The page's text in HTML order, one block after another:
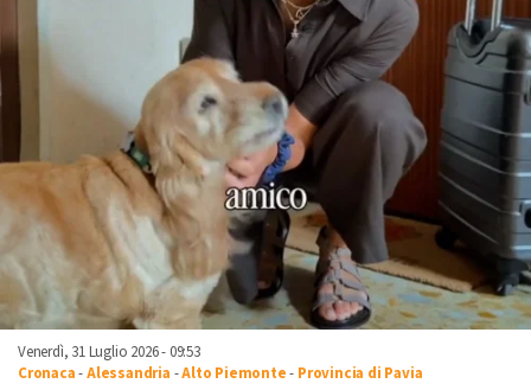
Venerdì, 31 Luglio 2026 - 09:53
Cronaca-Alessandria -Alto Piemonte- Provincia di Pavia